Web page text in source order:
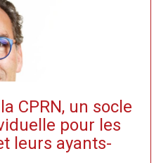
CPRN, un socle
pour les
leurs ayants-